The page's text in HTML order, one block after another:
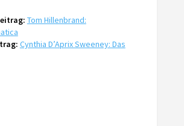
Tom Hillenbrand:
Cynthia D’Aprix Sweeney: Das